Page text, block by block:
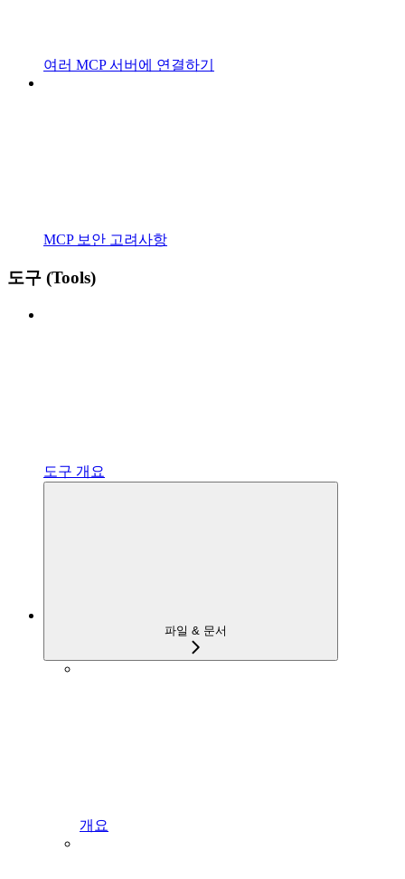
여러 MCP 서버에 연결하기
MCP 보안 고려사항
도구 (Tools)
도구 개요
파일 & 문서
개요